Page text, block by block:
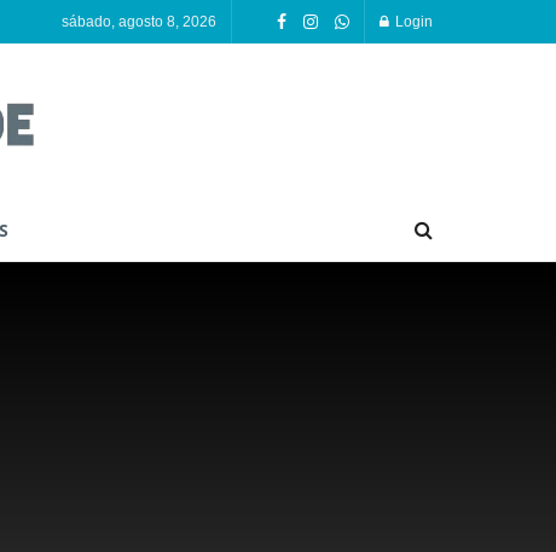
sábado, agosto 8, 2026 Login